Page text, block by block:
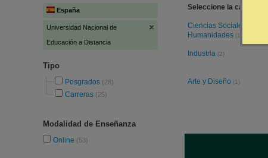
España
Universidad Nacional de
Educación a Distancia
Tipo
Posgrados (28)
Carreras (25)
Modalidad de Enseñanza
Online (53)
Seleccione la categoría
Ciencias Sociales y
Humanidades (18)
Industria (2)
Arte y Diseño (1)